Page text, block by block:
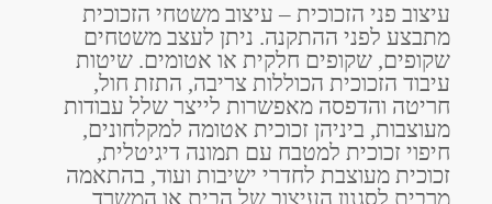
עיצוב פני הזכוכית – עיצוב משטחי הזכוכית
מתבצע לפני ההתקנה. ניתן לעצב משטחים
שקופים, שקופים חלקית או אטומים. שיטות
עיבוד הזכוכית הכוללות צריבה, התזת חול,
חריטה והדפסה מאפשרות לייצר שלל עבודות
מעוצבות, ביניהן זכוכית אטומה למקלחונים,
חיפוי זכוכית למטבח עם תמונה דיגיטלית,
זכוכית מעוצבת לחדרי ישיבות ועוד, בהתאמה
מרבית לסגנון העיצוב של הבית או המשרד.